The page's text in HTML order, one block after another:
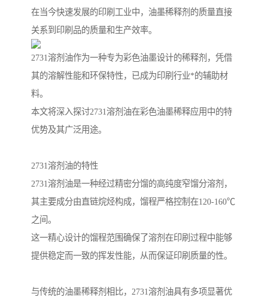
在当今快速发展的印刷工业中，油墨稀释剂的质量直接
关系到印刷品的质量和生产效率。
2731溶剂油作为一种专为彩色油墨设计的稀释剂，凭借
其的溶解性能和环保特性，已成为印刷行业*的辅助材
料。
本文将深入探讨2731溶剂油在彩色油墨稀释应用中的特
优势及其广泛用途。
2731溶剂油的特性
2731溶剂油是一种经过精密分馏的高纯度窄馏分溶剂，
其主要成分由直链烷烃构成，馏程严格控制在120-160℃
之间。
这一精心设计的馏程范围确保了溶剂在印刷过程中能够
提供稳定而一致的挥发性能，从而保证印刷质量的性。
与传统的油墨稀释剂相比，2731溶剂油具有多项显著优